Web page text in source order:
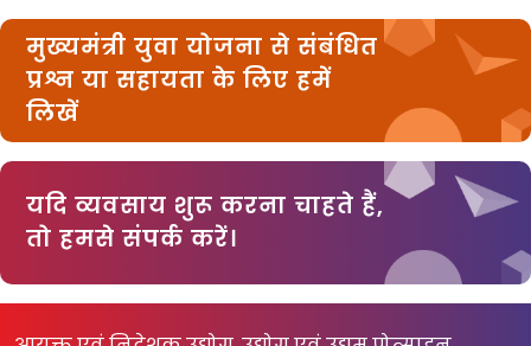
मुख्यमंत्री युवा योजना से संबंधित
प्रश्न या सहायता के लिए हमें
लिखें
यदि व्यवसाय शुरू करना चाहते हैं,
तो हमसे संपर्क करें।